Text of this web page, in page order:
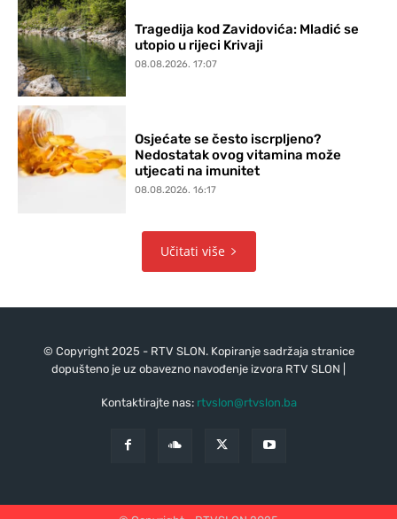
Tragedija kod Zavidovića: Mladić se
utopio u rijeci Krivaji
08.08.2026. 17:07
Osjećate se često iscrpljeno?
Nedostatak ovog vitamina može
utjecati na imunitet
08.08.2026. 16:17
Učitati više
© Copyright 2025 - RTV SLON. Kopiranje sadržaja stranice
dopušteno je uz obavezno navođenje izvora RTV SLON |
Kontaktirajte nas: rtvslon@rtvslon.ba